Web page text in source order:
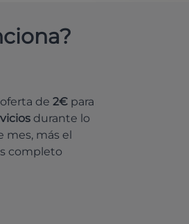
de 2€ para
durante lo
mes, más el
completo